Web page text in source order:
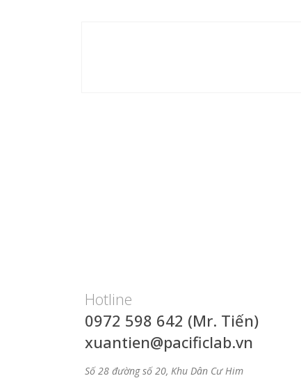
Hotline
0972 598 642 (Mr. Tiến)
xuantien@pacificlab.vn
Số 28 đường số 20, Khu Dân Cư Him